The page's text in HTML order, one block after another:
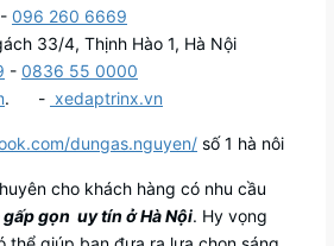
- 096 260 6669
33/4, Thịnh Hào 1, Hà Nội
- 0836 55 0000
. - xedaptrinx.vn
dungas.nguyen/ số 1 hà nôi
cho khách hàng có nhu cầu
gọn uy tín ở Hà Nội. Hy vọng